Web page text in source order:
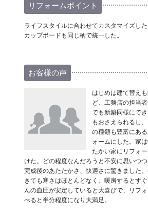
リフォームポイント
ライフスタイルに合わせてカスタマイズした
カップボードも同じ柄で統一した。
お客様の声
はじめは建て替え
ど、工務店の担当
でも新築同様にで
もおさえられるし
の種類も豊富にあ
ォームにした。家
たかい家にリフォ
けた。どの程度なんだろうと不安に思いつつ
完成後のあたたかさ、快適さに驚きました
きても寒さはほとんどなく、暖房するとす
んの血圧が安定していると大喜びで、リフ
べると半分程度になり大満足。